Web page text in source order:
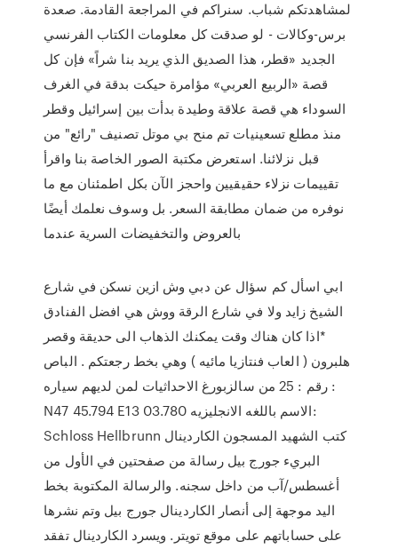
لمشاهدتكم شباب. سنراكم في المراجعة القادمة. صعدة
برس-وكالات - لو صدقت كل معلومات الكتاب الفرنسي
الجديد «قطر، هذا الصديق الذي يريد بنا شراً» فإن كل
قصة «الربيع العربي» مؤامرة حيكت بدقة في الغرف
السوداء هي قصة علاقة وطيدة بدأت بين إسرائيل وقطر
منذ مطلع تسعينيات تم منح بي موتل تصنيف "رائع" من
قبل نزلائنا. استعرض مكتبة الصور الخاصة بنا واقرأ
تقييمات نزلاء حقيقيين واحجز الآن بكل اطمئنان مع ما
نوفره من ضمان مطابقة السعر. بل وسوف نعلمك أيضًا
بالعروض والتخفيضات السرية عندما
ابي اسأل كم سؤال عن دبي وش ازين نسكن في شارع
الشيخ زايد ولا في شارع الرقة ووش هي افضل الفنادق
*اذا كان هناك وقت يمكنك الذهاب الى حديقة وقصر
هلبرون ( العاب فنتازيا مائيه ) وهي بخط رجعتكم . الباص
رقم : 25 من سالزبورغ الاحداثيات لمن لديهم سياره :
N47 45.794 E13 03.780 الاسم باللغه الانجليزيه:
Schloss Hellbrunn كتب الشهيد المسجون الكاردينال
البريء جورج بيل رسالة من صفحتين في الأول من
أغسطس/آب من داخل سجنه. والرسالة المكتوبة بخط
اليد موجهة إلى أنصار الكاردينال جورج بيل وتم نشرها
على حساباتهم على موقع تويتر. ويسرد الكاردينال تفقد